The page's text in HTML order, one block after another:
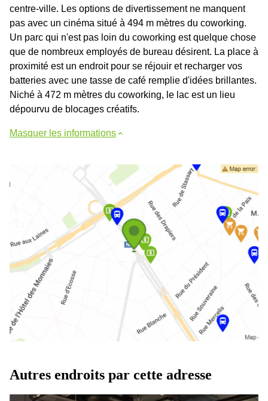
centre-ville. Les options de divertissement ne manquent
pas avec un cinéma situé à 494 m mètres du coworking.
Un parc qui n'est pas loin du coworking est quelque chose
que de nombreux employés de bureau désirent. La place à
proximité est un endroit pour se réjouir et recharger vos
batteries avec une tasse de café remplie d'idées brillantes.
Niché à 472 m mètres du coworking, le lac est un lieu
dépourvu de blocages créatifs.
Masquer les informations
Autres endroits par cette adresse